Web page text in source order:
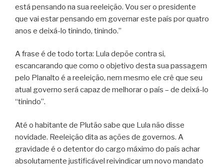
está pensando na sua reeleição. Vou ser o presidente
que vai estar pensando em governar este país por quatro
anos e deixá-lo tinindo, tinindo.”
A frase é de todo torta: Lula depõe contra si,
escancarando que como o objetivo desta sua passagem
pelo Planalto é a reeleição, nem mesmo ele crê que seu
atual governo será capaz de melhorar o país – de deixá-lo
“tinindo”.
Até o habitante de Plutão sabe que Lula não disse
novidade. Reeleição dita as ações de governos. A
gravidade é o detentor do cargo máximo do país achar
absolutamente justificável reivindicar um novo mandato